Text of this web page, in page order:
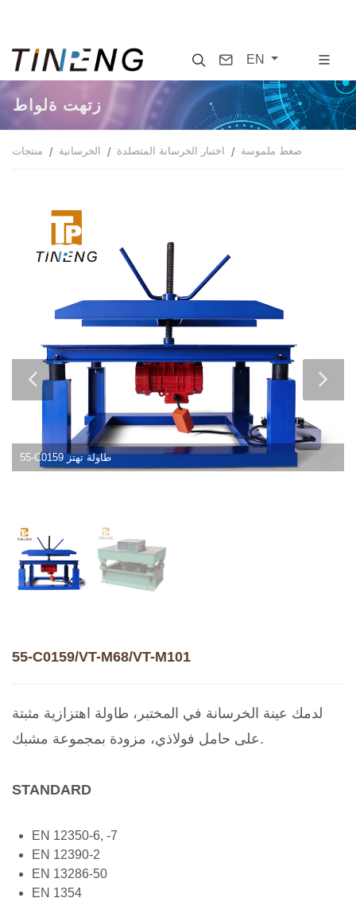
SearchContact
EN
طاولة تهتز
منتجات الخرسانية اختبار الخرسانة المتصلدة ضغط ملموسة
55-C0159 طاولة تهتز
55-C0159/VT-M68/VT-M101
لدمك عينة الخرسانة في المختبر، طاولة اهتزازية مثبتة
على حامل فولاذي، مزودة بمجموعة مشبك.
STANDARD
EN 12350-6, -7
EN 12390-2
EN 13286-50
EN 1354